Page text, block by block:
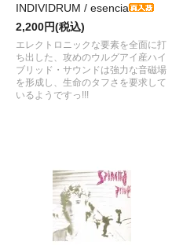
INDIVIDRUM / esencia
2,200円(税込)
エレクトロニックな要素を全面に打
ち出した、攻めのウルグアイ産ハイ
ブリッド・サウンドは強力な音磁場
を形成し、生命のタフさを要求して
いるようですっ!!!